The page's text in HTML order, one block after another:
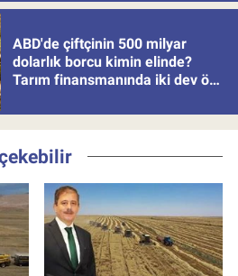
ABD'de çiftçinin 500 milyar
dolarlık borcu kimin elinde?
Tarım finansmanında iki dev öne